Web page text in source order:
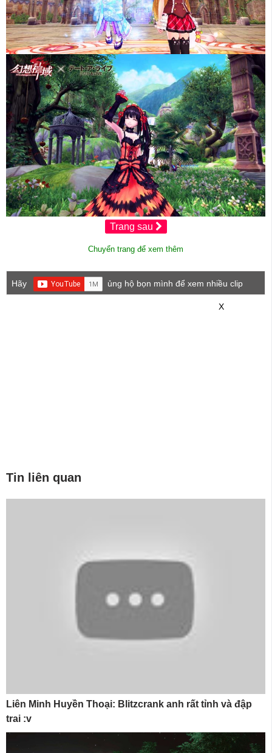
Trang sau
Chuyển trang để xem thêm
Hãy
ủng hộ bọn mình để xem nhiều clip
X
Tin liên quan
Liên Minh Huyền Thoại: Blitzcrank anh rất tỉnh và đập
trai :v